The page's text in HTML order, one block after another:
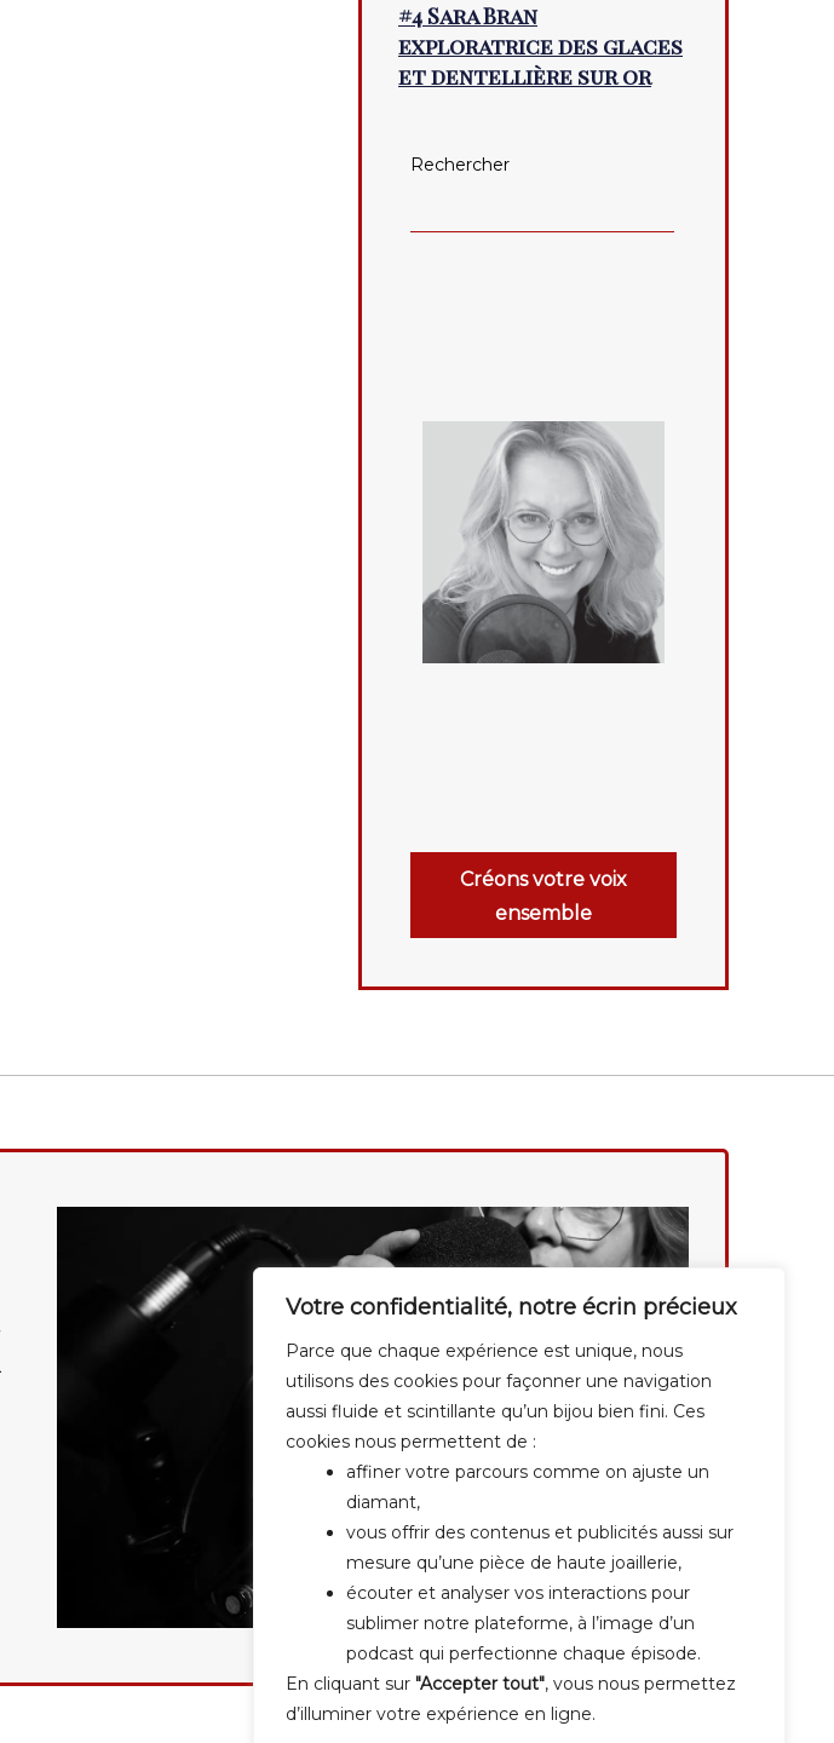
Votre confidentialité, notre écrin précieux
Parce que chaque expérience est unique, nous
utilisons des cookies pour façonner une navigation
aussi fluide et scintillante qu’un bijou bien fini. Ces
cookies nous permettent de :
affiner votre parcours comme on ajuste un
diamant,
vous offrir des contenus et publicités aussi sur
mesure qu’une pièce de haute joaillerie,
écouter et analyser vos interactions pour
sublimer notre plateforme, à l’image d’un
podcast qui perfectionne chaque épisode.
En cliquant sur "Accepter tout", vous nous permettez
d’illuminer votre expérience en ligne.
#4 Sara Bran
exploratrice des glaces
et dentellière sur or
Rechercher
Créons votre voix
ensemble